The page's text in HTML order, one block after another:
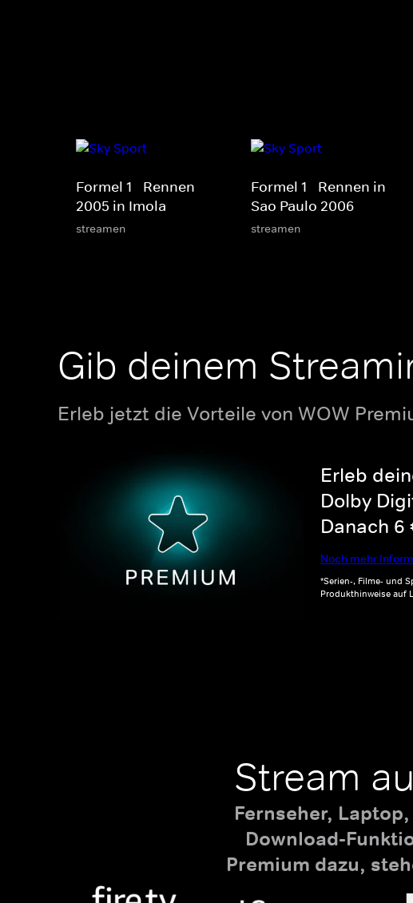
Formel 1 - Rennen
2005 in Imola
streamen
Formel 1 - Rennen in
Sao Paulo 2006
streamen
Gib deinem
Erleb jetzt die Vorteile von WOW
Erleb
Dolby
Danach
Noch mehr
*Serien-, Filme- und
Produkthinweise auf
Stream
Fernseher,
Download-
Premium dazu,